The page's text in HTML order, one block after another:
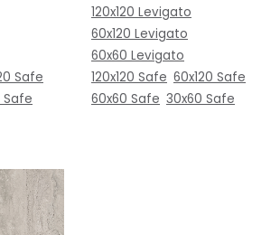
Safe
Safe
120x120 Levigato
60x120 Levigato
60x60 Levigato
120x120 Safe 60x120 Safe
60x60 Safe 30x60 Safe